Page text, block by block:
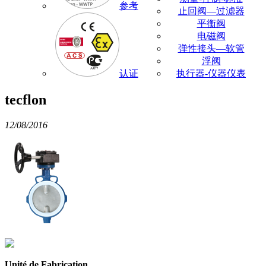
参考
认证
止回阀—过滤器
平衡阀
电磁阀
弹性接头—软管
浮阀
执行器-仪器仪表
tecflon
12/08/2016